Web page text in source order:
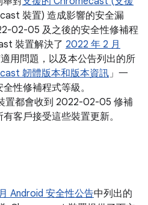
裝置) 造成影響的安全漏
02-05 及之後的安全性修補程
裝置解決了 2022 年 2 月
用問題，以及本公告列出的所
韌體版本和版本資訊」一
性修補程式等級。
置都會收到 2022-02-05 修補
客戶接受這些裝置更新。
Android 安全性公告中列出的